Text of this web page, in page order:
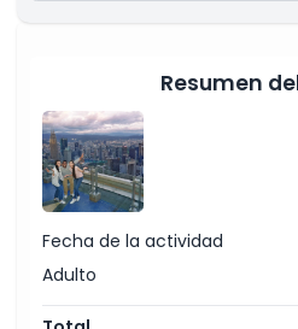
Resumen
Fecha de la actividad
Adulto